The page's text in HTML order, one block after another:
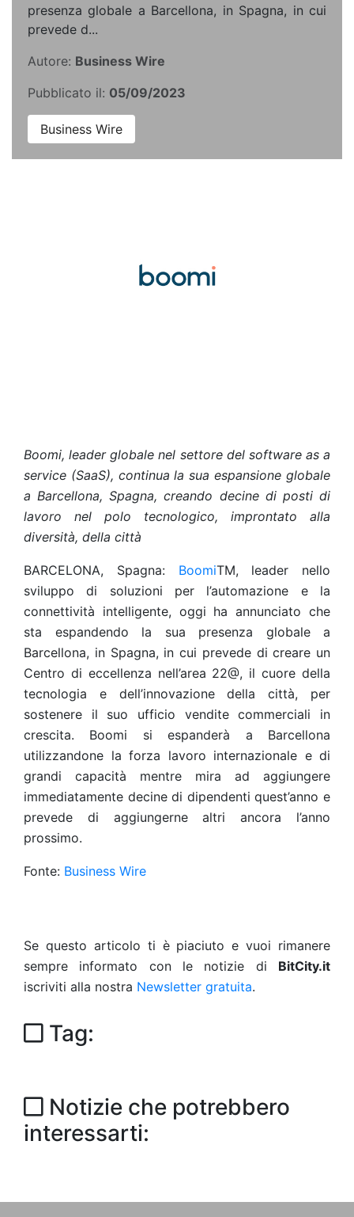
presenza globale a Barcellona, in Spagna, in cui
prevede d...
Autore: Business Wire
Pubblicato il: 05/09/2023
Business Wire
Boomi, leader globale nel settore del software as a
service (SaaS), continua la sua espansione globale
a Barcellona, Spagna, creando decine di posti di
lavoro nel polo tecnologico, improntato alla
diversità, della città
BARCELONA, Spagna: BoomiTM, leader nello
sviluppo di soluzioni per l’automazione e la
connettività intelligente, oggi ha annunciato che
sta espandendo la sua presenza globale a
Barcellona, in Spagna, in cui prevede di creare un
Centro di eccellenza nell’area 22@, il cuore della
tecnologia e dell’innovazione della città, per
sostenere il suo ufficio vendite commerciali in
crescita. Boomi si espanderà a Barcellona
utilizzandone la forza lavoro internazionale e di
grandi capacità mentre mira ad aggiungere
immediatamente decine di dipendenti quest’anno e
prevede di aggiungerne altri ancora l’anno
prossimo.
Fonte: Business Wire
Se questo articolo ti è piaciuto e vuoi rimanere
sempre informato con le notizie di BitCity.it
iscriviti alla nostra Newsletter gratuita.
Tag:
Notizie che potrebbero
interessarti: